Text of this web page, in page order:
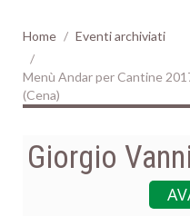
Home Eventi archiviati
Menù Andar per Cantine
(Cena)
Giorgio